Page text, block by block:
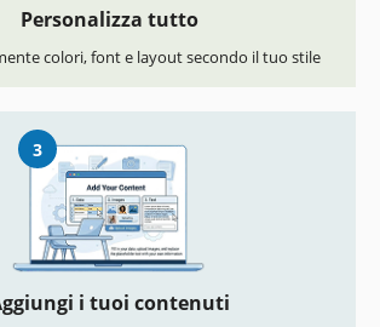
Personalizza tutto
colori, font e layout secondo il tuo stile
3
i tuoi contenuti